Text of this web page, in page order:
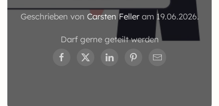
Geschrieben von Carsten Felleram 19.06.2026.
Darf gerne geteilt werden